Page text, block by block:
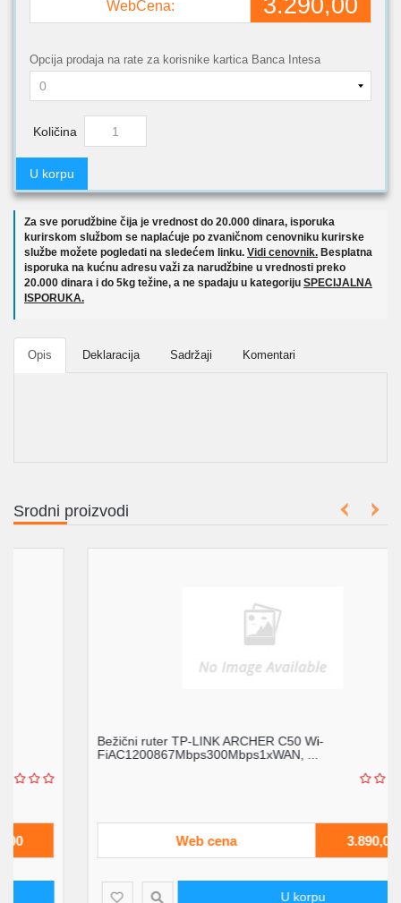
WebCena:
Opcija prodaja na rate za korisnike kartica Banca Intesa
Količina
U korpu
Za sve porudžbine čija je vrednost do 20.000 dinara, isporuka
kurirskom službom se naplaćuje po zvaničnom cenovniku kurirske
službe možete pogledati na sledećem linku. Vidi cenovnik. Besplatna
isporuka na kućnu adresu važi za narudžbine u vrednosti preko
20.000 dinara i do 5kg težine, a ne spadaju u kategoriju SPECIJALNA
ISPORUKA.
Opis Deklaracija Sadržaji Komentari
Srodni proizvodi
Bežični ruter TP-LINK ARCHER C50 Wi-
FiAC1200867Mbps300Mbps1xWAN, ...